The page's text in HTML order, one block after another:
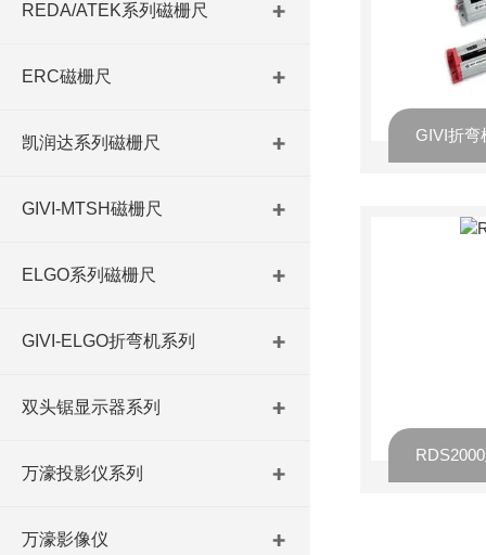
REDA/ATEK系列磁栅尺
ERC磁栅尺
凯润达系列磁栅尺
GIVI-MTSH磁栅尺
ELGO系列磁栅尺
GIVI-ELGO折弯机系列
双头锯显示器系列
万濠投影仪系列
万濠影像仪